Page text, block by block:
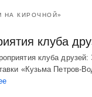
НА КИРОЧНОЙ»
клуба
клуба друзей:
«Кузьма Петров-